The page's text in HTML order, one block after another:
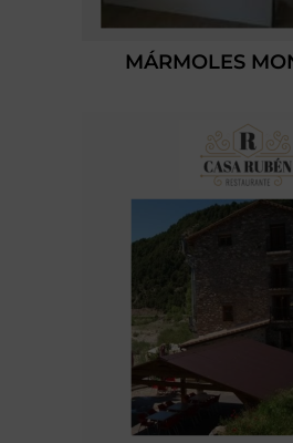
MÁRMOLES